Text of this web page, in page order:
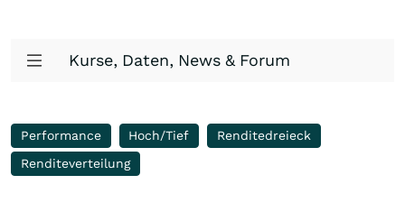
Kurse, Daten, News & Forum
Performance Hoch/Tief
Renditedreieck
Renditeverteilung